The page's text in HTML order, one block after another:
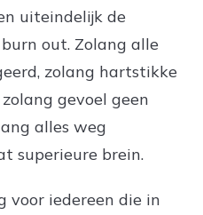
uiteindelijk de
out. Zolang alle
zolang hartstikke
gevoel geen
alles weg
superieure brein.
voor iedereen die in